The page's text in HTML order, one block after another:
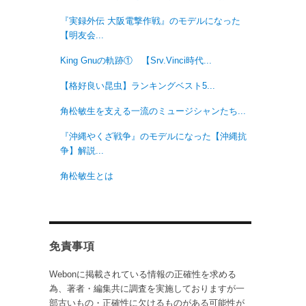
『実録外伝 大阪電撃作戦』のモデルになった
【明友会...
King Gnuの軌跡① 【Srv.Vinci時代...
【格好良い昆虫】ランキングベスト5...
角松敏生を支える一流のミュージシャンたち...
『沖縄やくざ戦争』のモデルになった【沖縄抗
争】解説...
角松敏生とは
免責事項
Webonに掲載されている情報の正確性を求める
為、著者・編集共に調査を実施しておりますが一
部古いもの・正確性に欠けるものがある可能性が